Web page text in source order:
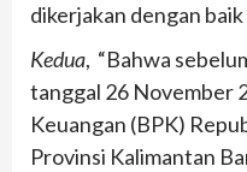
dikerjakan dengan
Kedua, “Bahwa
tanggal 26 November
Keuangan (BPK)
Provinsi Kalimantan